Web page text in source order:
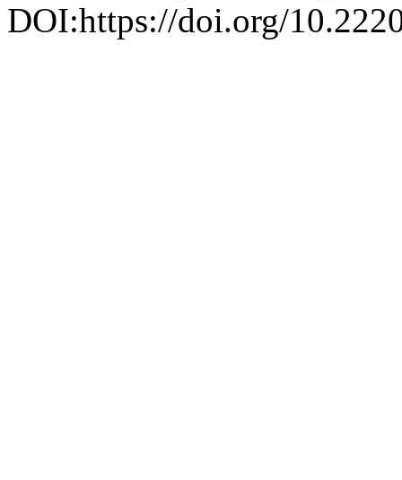
DOI:https://doi.org/